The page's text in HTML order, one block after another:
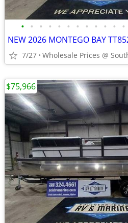
• • • • • • • • • • • •
7/27
$75,966